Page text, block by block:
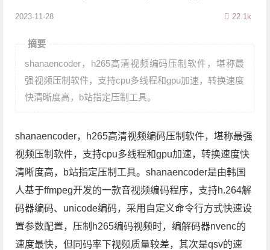
2023-11-28 22.1k
摘要
shanaencoder，h265高清视频编码压制软件，堪称最
强视频压制软件，支持cpu多线程和gpu加速，转换速度
快清晰度高，b站指定压制工具。
shanaencoder，h265高清视频编码压制软件，堪称最强
视频压制软件，支持cpu多线程和gpu加速，转换速度快
清晰度高，b站指定压制工具。shanaencoder是由韩国
人基于ffmpeg开发的一款音视频编码程序，支持h.264解
码器编码、unicode编码，采用自定义命令行方式快速设
置参数配置，压制h265编码视频时，编解码器nvenc的
速度最快，但同码率下视频质量较差，其次是qsv的速